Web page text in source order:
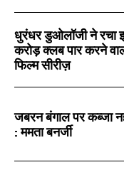
धुरंधर डुओलॉजी ने रचा
करोड़ क्लब पार करने
फिल्म सीरीज़
जबरन बंगाल पर कब्जा
: ममता बनर्जी